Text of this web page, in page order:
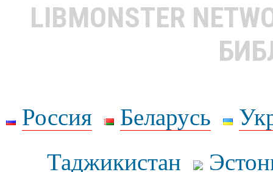
LIBMONSTER
Россия Беларусь
Таджикистан